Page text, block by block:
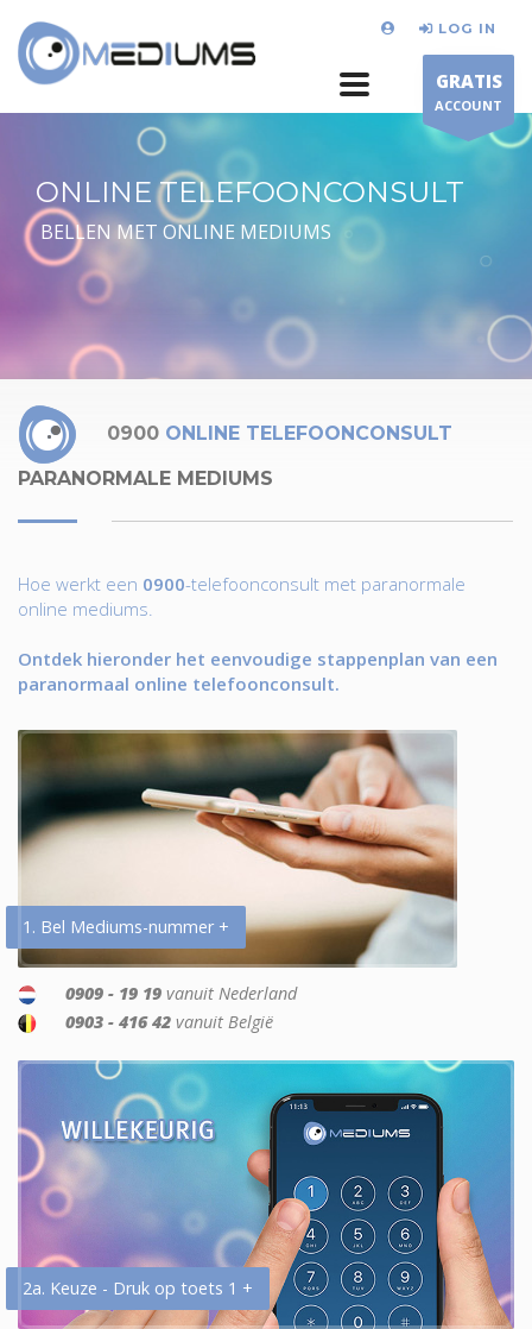
LOG IN
GRATIS
ACCOUNT
ONLINE TELEFOONCONSULT
BELLEN MET ONLINE MEDIUMS
0900 ONLINE TELEFOONCONSULT
PARANORMALE MEDIUMS
Hoe werkt een 0900-telefoonconsult met paranormale
online mediums.
Ontdek hieronder het eenvoudige stappenplan van een
paranormaal online telefoonconsult.
1. Bel Mediums-nummer +
0909 - 19 19 vanuit Nederland
0903 - 416 42 vanuit België
2a. Keuze - Druk op toets 1 +